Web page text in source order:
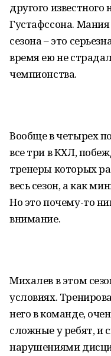
другого известного
Густафссона.
сезона – это
время ею не
чемпионства.
Вообще в четырех
все три в КХЛ,
тренеры которых
весь сезон, а как
Но это почему-то
внимание.
Михалев в этом
условиях.
него в команде,
сложные у ребят, и
нарушениями